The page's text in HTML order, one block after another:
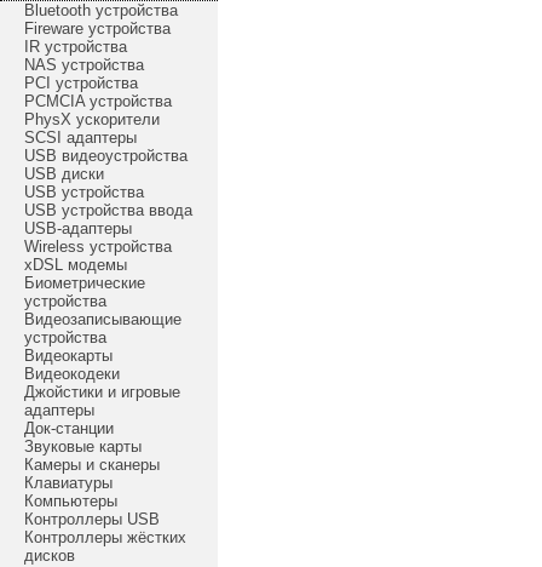
Bluetooth устройства
Fireware устройства
IR устройства
NAS устройства
PCI устройства
PCMCIA устройства
PhysX ускорители
SCSI адаптеры
USB видеоустройства
USB диски
USB устройства
USB устройства ввода
USB-адаптеры
Wireless устройства
xDSL модемы
Биометрические
устройства
Видеозаписывающие
устройства
Видеокарты
Видеокодеки
Джойстики и игровые
адаптеры
Док-станции
Звуковые карты
Камеры и сканеры
Клавиатуры
Компьютеры
Контроллеры USB
Контроллеры жёстких
дисков